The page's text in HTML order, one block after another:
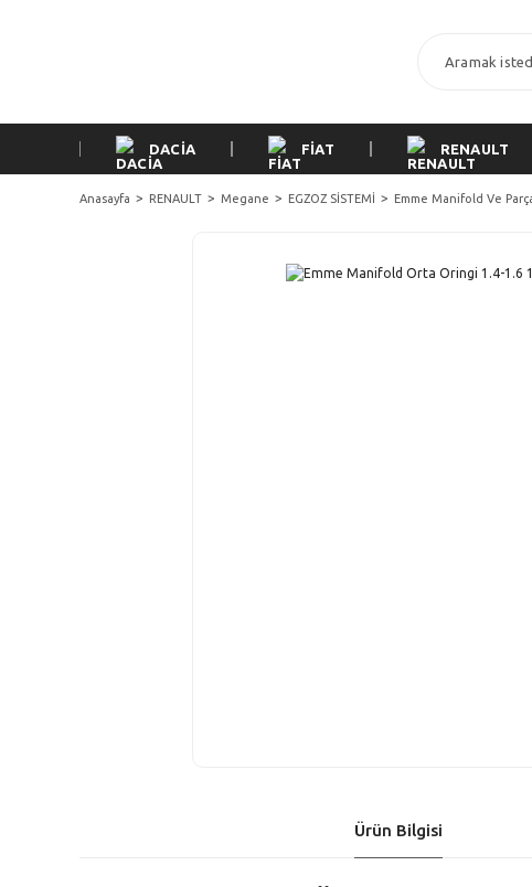
DACİA FİAT RENAULT
Anasayfa RENAULT Megane EGZOZ SİSTEMİ Emme Manifold Ve
Ürün Bilgisi